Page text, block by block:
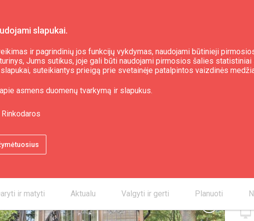
slapukai.
ir pagrindinių jos funkcijų vykdymas, naudojami būtinieji
Jums sutikus, joje gali būti naudojami pirmosios šalies
suteikiantys prieigą prie svetainėje patalpintos vaizdinės
asmens duomenų tvarkymą ir slapukus.
Rinkodaros
ir matyti Aktualu Valgyti ir gerti Planuoti
"Vērbeļnieki"
desktop_mac
desktop_mac